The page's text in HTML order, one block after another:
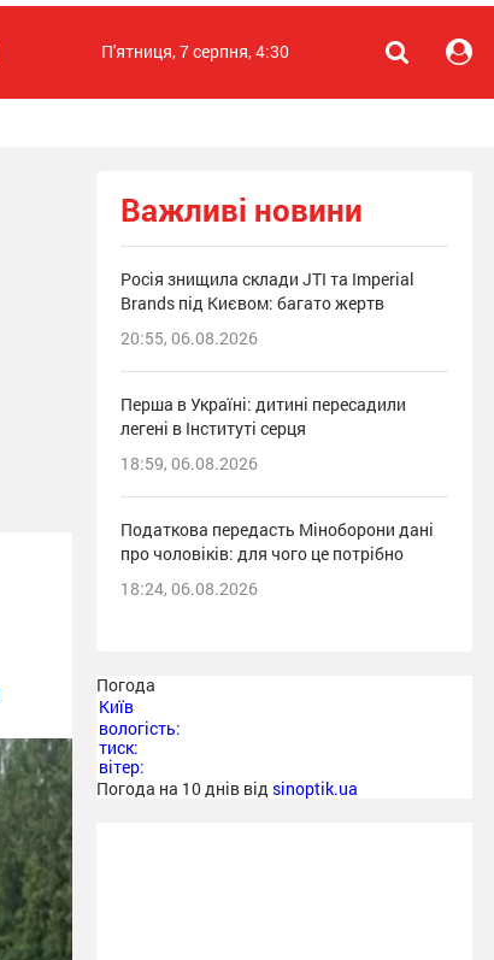
П'ятниця, 7 серпня, 4:30
Важливі новини
Росія знищила склади JTI та Imperial
Brands під Києвом: багато жертв
20:55, 06.08.2026
Перша в Україні: дитині пересадили
легені в Інституті серця
18:59, 06.08.2026
Податкова передасть Міноборони дані
про чоловіків: для чого це потрібно
18:24, 06.08.2026
Погода
Київ
вологість:
тиск:
вітер:
Погода на 10 днів від sinoptik.ua